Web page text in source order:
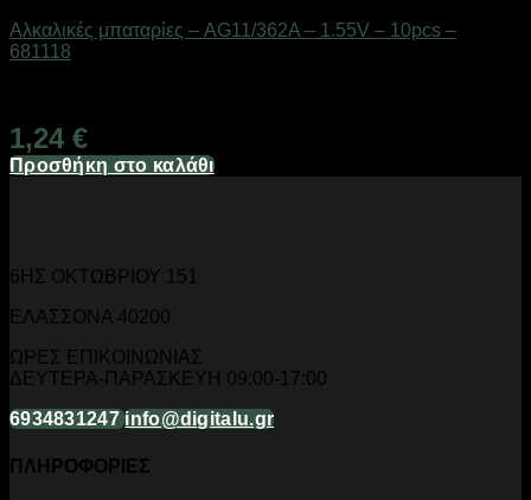
Αλκαλικές μπαταρίες – AG11/362A – 1.55V – 10pcs –
681118
1,24 €
Προσθήκη στο καλάθι
6ΗΣ ΟΚΤΩΒΡΙΟΥ 151
ΕΛΑΣΣΟΝΑ 40200
ΩΡΕΣ ΕΠΙΚΟΙΝΩΝΙΑΣ
ΔΕΥΤΕΡΑ-ΠΑΡΑΣΚΕΥΗ 09:00-17:00
6934831247 info@digitalu.gr
ΠΛΗΡΟΦΟΡΙΕΣ